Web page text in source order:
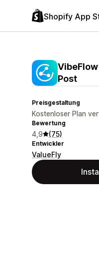
Shopify App
Post
Preisgestaltung
Kostenloser Plan
Bewertung
4,9 (75)
Entwickler
ValueFly